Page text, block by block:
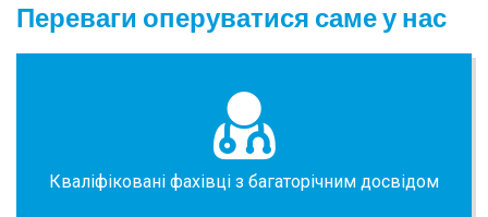
Переваги оперуватися саме у нас
Кваліфіковані фахівці з багаторічним досвідом